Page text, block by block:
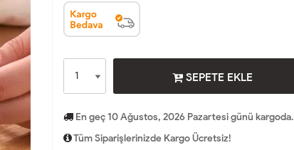
SEPETE EKLE
En geç 10 Ağustos, 2026 Pazartesi günü kargoda.
Tüm Siparişlerinizde Kargo Ücretsiz!